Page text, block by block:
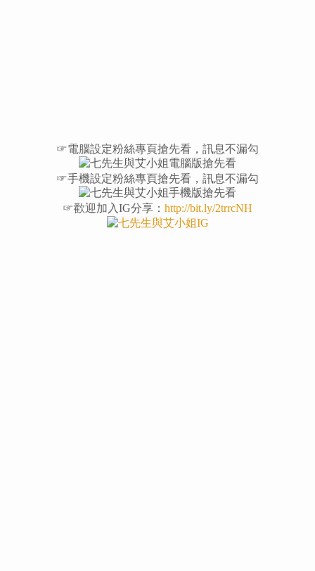
☞電腦設定粉絲專頁搶先看，訊息不漏勾
☞手機設定粉絲專頁搶先看，訊息不漏勾
☞歡迎加入IG分享： http://bit.ly/2trrcNH